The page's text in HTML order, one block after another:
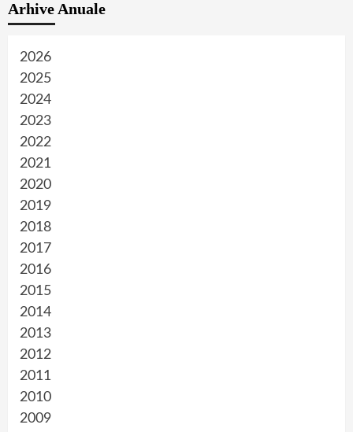
Arhive Anuale
2026
2025
2024
2023
2022
2021
2020
2019
2018
2017
2016
2015
2014
2013
2012
2011
2010
2009